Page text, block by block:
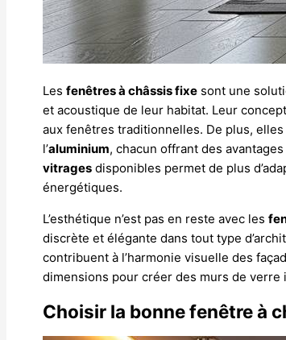
Les fenêtres à châssis fixe sont une
et acoustique de leur habitat. Leur
aux fenêtres traditionnelles. De plus,
l’aluminium, chacun offrant des
vitrages disponibles permet de plus
énergétiques.
L’esthétique n’est pas en reste avec les
discrète et élégante dans tout type
contribuent à l’harmonie visuelle des
dimensions pour créer des murs de
Choisir la bonne fenêtre à